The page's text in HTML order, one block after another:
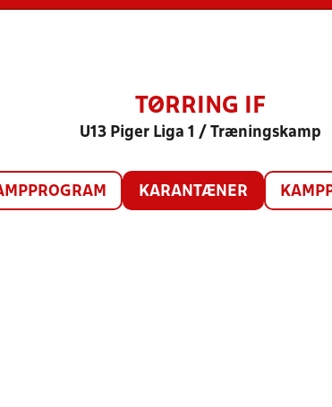
TØRRING IF
U13 Piger Liga 1 / Træningskamp
KARANTÆNER